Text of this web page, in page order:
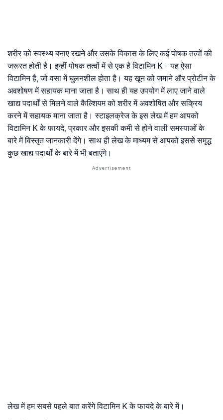
शरीर को स्वस्थ्य बनाए रखने और उसके विकास के लिए कई पोषक तत्वों की
जरूरत होती है। इन्हीं पोषक तत्वों में से एक है विटामिन K। यह ऐसा
विटामिन है, जो वसा में घुलनशील होता है। यह खून को जमाने और प्रोटीन के
अवशोषण में सहायक माना जाता है। साथ ही यह उपयोग में लाए जाने वाले
खाद्य पदार्थों से मिलने वाले कैल्शियम को शरीर में अवशोषित और सक्रिय
करने में सहायक माना जाता है। स्टाइलक्रेज के इस लेख में हम आपको
विटामिन K के फायदे, प्रकार और इसकी कमी से होने वाली समस्याओं के
बारे में विस्तृत जानकारी देंगे। साथ ही लेख के माध्यम से आपको इससे समृद्ध
कुछ खाद्य पदार्थों के बारे में भी बताएंगे।
लेख में हम सबसे पहले बात करेंगे विटामिन K के फायदे के बारे में।